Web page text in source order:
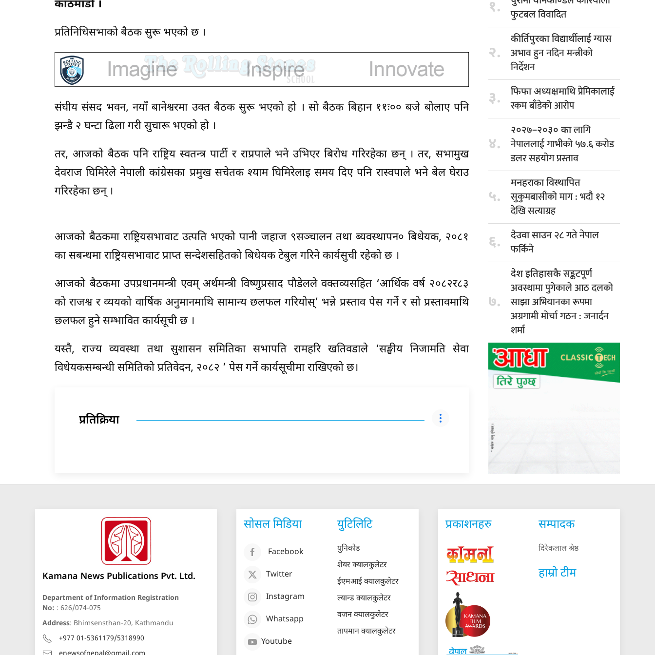
काठमाडौं ।
प्रतिनिधिसभाको बैठक सुरू भएको छ ।
संघीय संसद भवन, नयाँ बानेश्वरमा उक्त बैठक सुरू भएको हो । सो बैठक बिहान ११ः०० बजे बोलाए पनि
झन्डै २ घन्टा ढिला गरी सुचारू भएको हो ।
तर, आजको बैठक पनि राष्ट्रिय स्वतन्त्र पार्टी र राप्रपाले भने उभिएर बिरोध गरिरहेका छन् । तर, सभामुख
देवराज घिमिरेले नेपाली कांग्रेसका प्रमुख सचेतक श्याम घिमिरेलाइ समय दिए पनि रास्वपाले भने बेल घेराउ
गरिरहेका छन् ।
आजको बैठकमा राष्ट्रियसभावाट उत्पति भएको पानी जहाज ९सञ्चालन तथा ब्यवस्थापन० बिधेयक, २०८१
का सबन्धमा राष्ट्रियसभावाट प्राप्त सन्देशसहितको बिधेयक टेबुल गरिने कार्यसुची रहेको छ ।
आजको बैठकमा उपप्रधानमन्त्री एवम् अर्थमन्त्री विष्णुप्रसाद पौडेलले वक्तव्यसहित ‘आर्थिक वर्ष २०८२र८३
को राजश्व र व्ययको वार्षिक अनुमानमाथि सामान्य छलफल गरियोस्’ भन्ने प्रस्ताव पेस गर्ने र सो प्रस्तावमाथि
छलफल हुने सम्भावित कार्यसूची छ ।
यस्तै, राज्य व्यवस्था तथा सुशासन समितिका सभापति रामहरि खतिवडाले ‘सङ्घीय निजामति सेवा
विधेयकसम्बन्धी समितिको प्रतिवेदन, २०८२ ’ पेस गर्ने कार्यसूचीमा राखिएको छ।
प्रतिक्रिया
१.
फुटबल विवादित
२.
कीर्तिपुरका विद्यार्थीलाईग्यास
अभाव हुन नदिन मन्त्रीको
निर्देशन
३. फिफा अध्यक्षमाथिप्रेमिकालाई
रकम बाँडेको आरोप
४.
२०२७–२०३० कालागि
नेपाललाई गाभीको ५७.६ करोड
डलर सहयोग प्रस्ताव
५.
मनहराका विस्थापित
सुकुमबासीको माग : भदौ १२
देखि सत्याग्रह
६. देउवा साउन२८ गते नेपाल
फर्किने
७.
देश इतिहासकैसङ्कटपूर्ण
अवस्थामा पुगेकाले आठ दलको
साझा अभियानका रूपमा
अग्रगामी मोर्चा गठन : जनार्दन
शर्मा
Kamana News Publications Pvt. Ltd.
Department of Information Registration
No: : 626/074-075
Address: Bhimsensthan-20, Kathmandu
+977 01-5361179/5318990
सोसल मिडिया
Facebook
Twitter
Instagram
Whatsapp
Youtube
युटिलिटि
युनिकोड
शेयर क्यालकुलेटर
ईएमआई क्यालकुलेटर
ल्यान्ड क्यालकुलेटर
वजन क्यालकुलेटर
तापमान क्यालकुलेटर
प्रकाशनहरु सम्पादक
दिरेकलाल श्रेष्ठ
हाम्रो टीम